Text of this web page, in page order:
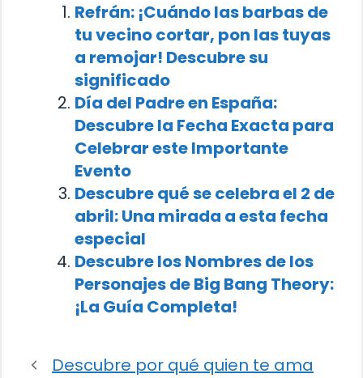
Refrán: ¡Cuándo las barbas de
tu vecino cortar, pon las tuyas
a remojar! Descubre su
significado
Día del Padre en España:
Descubre la Fecha Exacta para
Celebrar este Importante
Evento
Descubre qué se celebra el 2 de
abril: Una mirada a esta fecha
especial
Descubre los Nombres de los
Personajes de Big Bang Theory:
¡La Guía Completa!
Descubre por qué quien te ama